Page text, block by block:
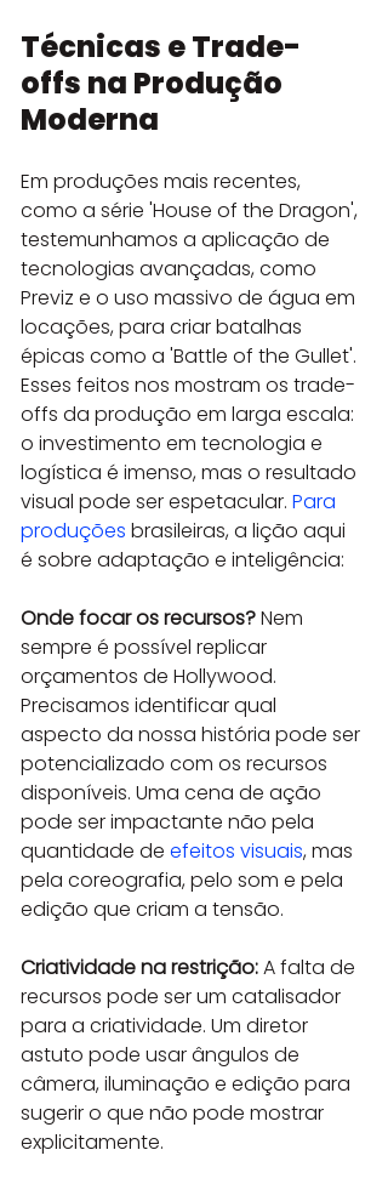
Técnicas e Trade-
offs na Produção
Moderna
Em produções mais recentes,
como a série 'House of the Dragon',
testemunhamos a aplicação de
tecnologias avançadas, como
Previz e o uso massivo de água em
locações, para criar batalhas
épicas como a 'Battle of the Gullet'.
Esses feitos nos mostram os trade-
offs da produção em larga escala:
o investimento em tecnologia e
logística é imenso, mas o resultado
visual pode ser espetacular. Para
produções brasileiras, a lição aqui
é sobre adaptação e inteligência:
Onde focar os recursos? Nem
sempre é possível replicar
orçamentos de Hollywood.
Precisamos identificar qual
aspecto da nossa história pode ser
potencializado com os recursos
disponíveis. Uma cena de ação
pode ser impactante não pela
quantidade de efeitos visuais, mas
pela coreografia, pelo som e pela
edição que criam a tensão.
Criatividade na restrição: A falta de
recursos pode ser um catalisador
para a criatividade. Um diretor
astuto pode usar ângulos de
câmera, iluminação e edição para
sugerir o que não pode mostrar
explicitamente.